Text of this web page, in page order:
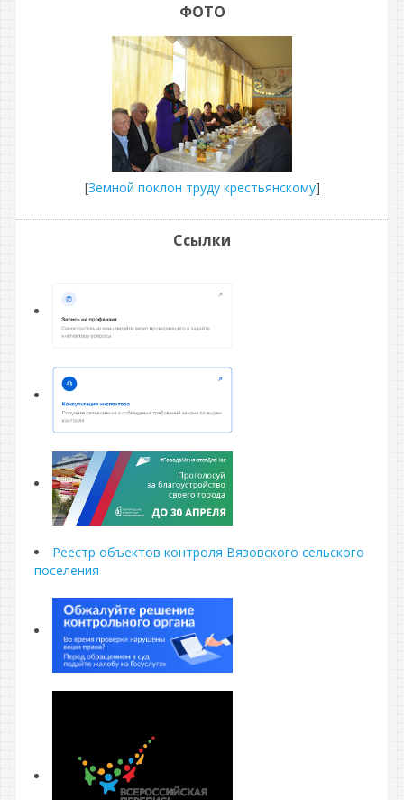
ФОТО
[Земной поклон труду крестьянскому]
Ссылки
Реестр объектов контроля Вязовского сельского
поселения